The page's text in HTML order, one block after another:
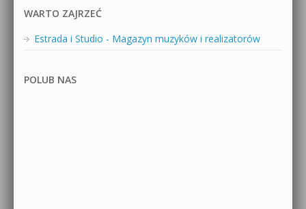
WARTO ZAJRZEĆ
Estrada i Studio - Magazyn muzyków i realizatorów
POLUB NAS